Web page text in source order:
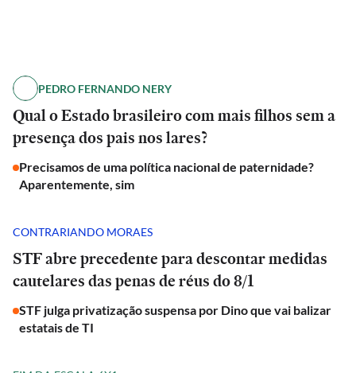
PEDRO FERNANDO NERY
Qual o Estado brasileiro com mais filhos sem a
presença dos pais nos lares?
Precisamos de uma política nacional de paternidade?
Aparentemente, sim
CONTRARIANDO MORAES
STF abre precedente para descontar medidas
cautelares das penas de réus do 8/1
STF julga privatização suspensa por Dino que vai balizar
estatais de TI